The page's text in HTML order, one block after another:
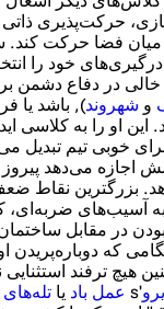
حرکت‌پذیری ذاتی
میان فضا حرکت کند.
خود را
خالی در دفاع
و شهروند), باشد یا
این او را به کلاسی
خوبی تیم تبدیل
اجازه می‌دهد
بزرگترین نقاط
آسیب‌های ضربه‌ای،
در مقابل
که دوباره‌پریدن
ترفند استثنایی
's عمل باد یا تله‌های